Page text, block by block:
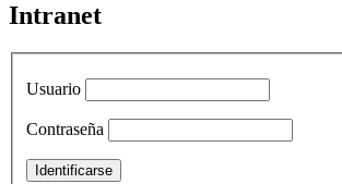
Intranet
Usuario
Contraseña